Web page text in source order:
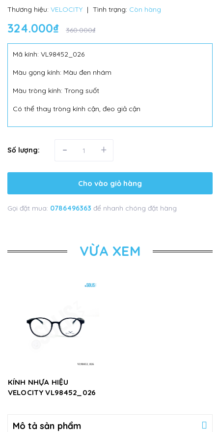
Thương hiệu: VELOCITY | Tình trạng: Còn hàng
324.000₫ 360.000₫
Mã kính: VL98452_026
Màu gọng kính: Màu đen nhám
Màu tròng kính: Trong suốt
Có thể thay tròng kính cận, đeo giả cận
Số lượng: - +
Cho vào giỏ hàng
Gọi đặt mua: 0786496363 để nhanh chóng đặt hàng
VỪA XEM
KÍNH NHỰA HIỆU
VELOCITY VL98452_026
Mô tả sản phẩm